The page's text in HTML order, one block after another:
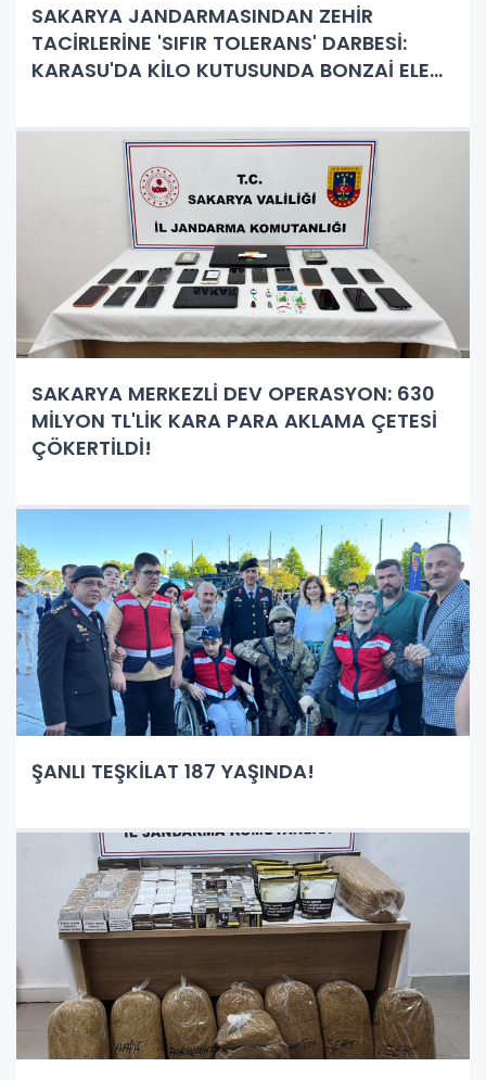
SAKARYA JANDARMASINDAN ZEHİR
TACİRLERİNE 'SIFIR TOLERANS' DARBESİ:
KARASU'DA KİLO KUTUSUNDA BONZAİ ELE
SAKARYA MERKEZLİ DEV OPERASYON: 630
MİLYON TL'LİK KARA PARA AKLAMA ÇETESİ
ÇÖKERTİLDİ!
ŞANLI TEŞKİLAT 187 YAŞINDA!